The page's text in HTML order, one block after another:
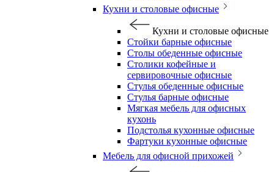
Кухни и столовые офисные
Кухни и столовые офисные
Стойки барные офисные
Столы обеденные офисные
Столики кофейные и
сервировочные офисные
Стулья обеденные офисные
Стулья барные офисные
Мягкая мебель для офисных
кухонь
Подстолья кухонные офисные
Фартуки кухонные офисные
Мебель для офисной прихожей